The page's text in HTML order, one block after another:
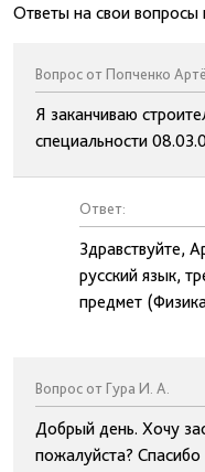
Ответы на свои вопросы
Вопрос от Попченко
Я заканчиваю
специальности
Ответ:
Здравствуйте,
русский язык,
предмет
Вопрос от Гура И. А.
Добрый день. Хочу
пожалуйста? Спасибо